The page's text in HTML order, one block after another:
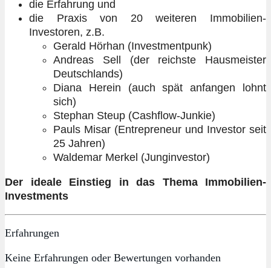
die Erfahrung und
die Praxis von 20 weiteren Immobilien-
Investoren, z.B.
Gerald Hörhan (Investmentpunk)
Andreas Sell (der reichste Hausmeister
Deutschlands)
Diana Herein (auch spät anfangen lohnt
sich)
Stephan Steup (Cashflow-Junkie)
Pauls Misar (Entrepreneur und Investor seit
25 Jahren)
Waldemar Merkel (Junginvestor)
Der ideale Einstieg in das Thema Immobilien-
Investments
Erfahrungen
Keine Erfahrungen oder Bewertungen vorhanden